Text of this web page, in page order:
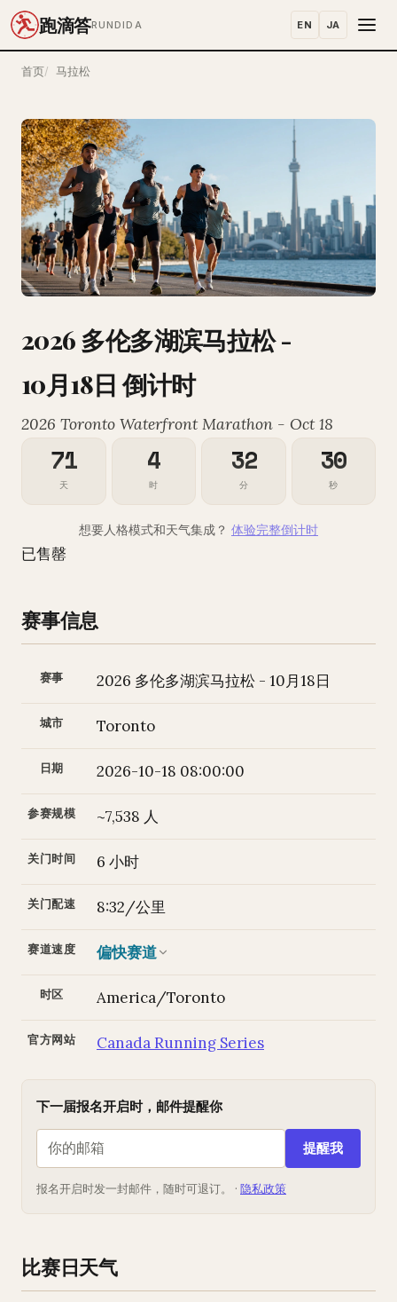
跑滴答RUNDIDA EN JA
首页 马拉松
2026 多伦多湖滨马拉松 -
10月18日 倒计时
2026 Toronto Waterfront Marathon - Oct 18
71
天
4
时
32
分
29
秒
想要人格模式和天气集成？ 体验完整倒计时
已售罄
赛事信息
赛事 2026 多伦多湖滨马拉松 - 10月18日
城市 Toronto
日期 2026-10-18 08:00:00
参赛规模 ~7,538 人
关门时间 6 小时
关门配速 8:32/公里
赛道速度 偏快赛道
时区 America/Toronto
官方网站 Canada Running Series
下一届报名开启时，邮件提醒你
提醒我
报名开启时发一封邮件，随时可退订。 · 隐私政策
比赛日天气